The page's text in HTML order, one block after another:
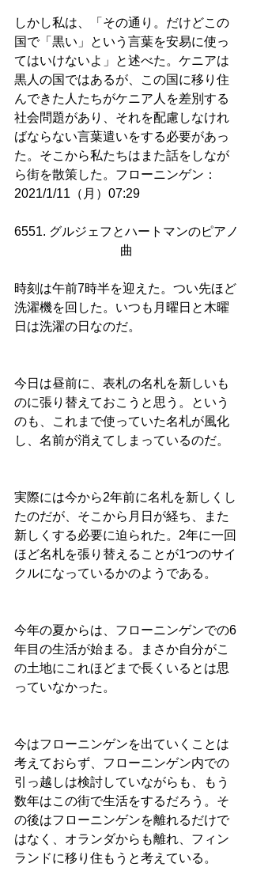
しかし私は、「その通り。だけどこの
国で「黒い」という言葉を安易に使っ
てはいけないよ」と述べた。ケニアは
黒人の国ではあるが、この国に移り住
んできた人たちがケニア人を差別する
社会問題があり、それを配慮しなけれ
ばならない言葉遣いをする必要があっ
た。そこから私たちはまた話をしなが
ら街を散策した。フローニンゲン：
2021/1/11（月）07:29
6551. グルジェフとハートマンのピアノ
曲
時刻は午前7時半を迎えた。つい先ほど
洗濯機を回した。いつも月曜日と木曜
日は洗濯の日なのだ。
今日は昼前に、表札の名札を新しいも
のに張り替えておこうと思う。という
のも、これまで使っていた名札が風化
し、名前が消えてしまっているのだ。
実際には今から2年前に名札を新しくし
たのだが、そこから月日が経ち、また
新しくする必要に迫られた。2年に一回
ほど名札を張り替えることが1つのサイ
クルになっているかのようである。
今年の夏からは、フローニンゲンでの6
年目の生活が始まる。まさか自分がこ
の土地にこれほどまで長くいるとは思
っていなかった。
今はフローニンゲンを出ていくことは
考えておらず、フローニンゲン内での
引っ越しは検討していながらも、もう
数年はこの街で生活をするだろう。そ
の後はフローニンゲンを離れるだけで
はなく、オランダからも離れ、フィン
ランドに移り住もうと考えている。